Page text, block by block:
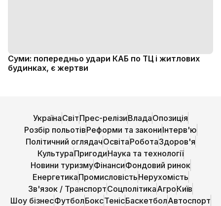
Суми: попередньо удари КАБ по ТЦ і житлових
будинках, є жертви
УкраїнаСвітПрес-релізиВладаОпозиція
Розбір польотівРеформи та закониІнтерв'ю
Політичний оглядачОсвітаРоботаЗдоров'я
КультураПригодиНаука та технології
Новини туризмуФінансиФондовий ринок
ЕнергетикаПромисловістьНерухомість
Зв'язок / ТранспортСоцполітикаАгроКиїв
Шоу бізнесФутболБоксТенісБаскетболАвтоспорт